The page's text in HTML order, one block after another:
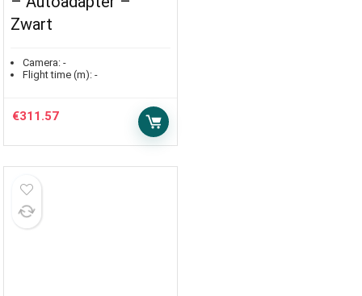
Zwart
Camera: -
Flight time (m): -
€311.57